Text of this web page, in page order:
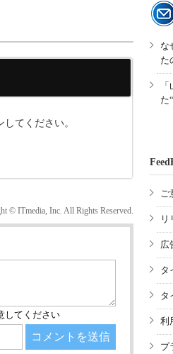
てください。
© ITmedia, Inc. All Rights Reserved.
な
た
た
ご
リ
広
タ
タ
利
プ